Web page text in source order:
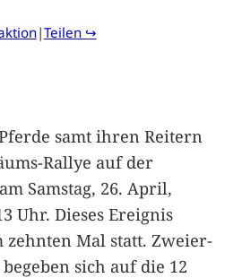
|Teilen ↪
samt ihren Reitern
Rallye auf der
Samstag, 26. April,
Uhr. Dieses Ereignis
Mal statt. Zweier-
sich auf die 12